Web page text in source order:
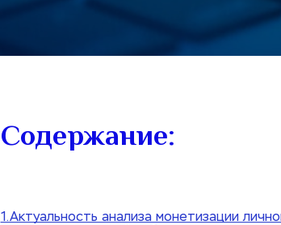
Содержание:
1.Актуальность анализа монетизации